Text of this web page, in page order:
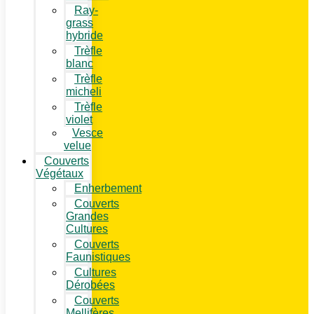
Ray-
grass
hybride
Trèfle
blanc
Trèfle
micheli
Trèfle
violet
Vesce
velue
Couverts
Végétaux
Enherbement
Couverts
Grandes
Cultures
Couverts
Faunistiques
Cultures
Dérobées
Couverts